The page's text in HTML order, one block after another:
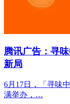
腾讯广告：寻
新局
6月17日，「寻味
满举办，…